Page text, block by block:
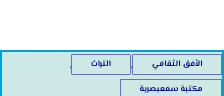
الأفق الثقافي , التراث ,
مكتبة سمعبصرية